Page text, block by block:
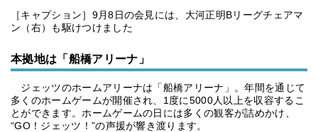
［キャプション］9月8日の会見には、大河正明Bリーグチェアマ
ン（右）も駆けつけました
本拠地は「船橋アリーナ」
ジェッツのホームアリーナは「船橋アリーナ」。年間を通じて
多くのホームゲームが開催され、1度に5000人以上を収容するこ
とができます。ホームゲームの日には多くの観客が詰めかけ、
“GO！ジェッツ！”の声援が響き渡ります。